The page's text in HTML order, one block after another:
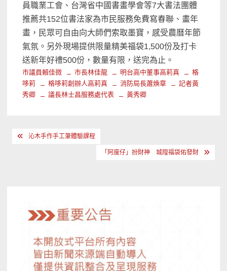
員職業工會、台灣省中國書畫學會等7大書法團體
推薦共152位書法家為市民服務免費寫春聯、畫年
畫，民眾可自由向大師們索取墨寶，感受農曆年節
氣氛。 另外現場提供限量精美福袋1,500份及打卡
送新年好禮500份，數量有限，送完為止。
市議員賴佳微 市長林佳龍 明台高中董事高莉真
格
哆莉
格哆莉創辦人高莉真 消防局長蕭煥章
記者黃
秀卿
議長林士昌服務處代表 黃秀卿
文 沁木手作手工筆體驗課程
「阿度仔」扮財神 城隍福袋佑發財